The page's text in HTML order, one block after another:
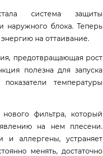
система защиты
наружного блока. Теперь
на оттаивание.
предотвращающая рост
полезна для запуска
температуры
фильтра, который
на нем плесени.
и аллергены, устраняет
менять, достаточно